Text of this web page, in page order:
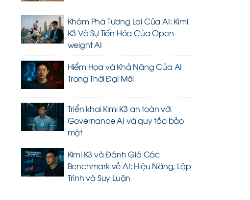
Khám Phá Tương Lai Của AI: Kimi
K3 Và Sự Tiến Hóa Của Open-
weight AI
Hiểm Họa và Khả Năng Của AI
Trong Thời Đại Mới
Triển khai Kimi K3 an toàn với
Governance AI và quy tắc bảo
mật
Kimi K3 và Đánh Giá Các
Benchmark về AI: Hiệu Năng, Lập
Trình và Suy Luận